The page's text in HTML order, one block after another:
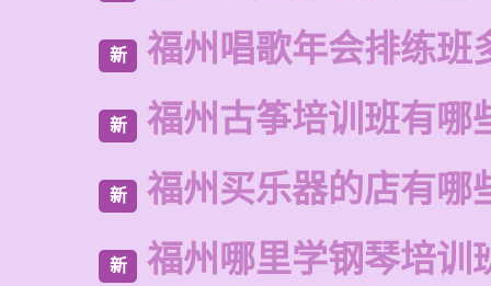
新 福州唱歌年会排练班
新 福州古筝培训班有哪
新 福州买乐器的店有哪
新 福州哪里学钢琴培训